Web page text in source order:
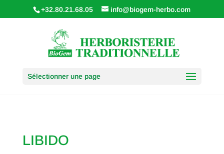
+32.80.21.68.05 info@biogem-herbo.com
Sélectionner une page
LIBIDO